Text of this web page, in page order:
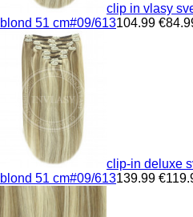
clip in vlasy
blond 51 cm#09/613104.99 €
clip-in deluxe
blond 51 cm#09/613139.99 €